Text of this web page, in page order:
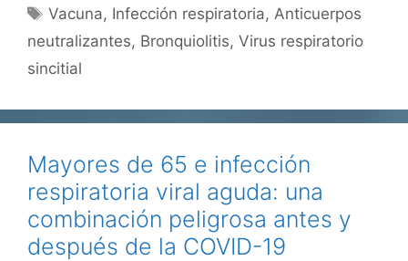
Etiquetas
Vacuna, Infección respiratoria,Anticuerpos
neutralizantes, Bronquiolitis, Virus respiratorio
sincitial
Mayores de 65 e infección
respiratoria viral aguda: una
combinación peligrosa antes y
después de la COVID-19